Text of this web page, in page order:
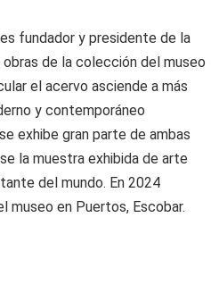
fundador y presidente de la
obras de la colección del museo
el acervo asciende a más
y contemporáneo
exhibe gran parte de ambas
la muestra exhibida de arte
del mundo. En 2024
museo en Puertos, Escobar.